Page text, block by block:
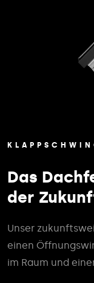
Das
der
Unser
einen
im Raum und